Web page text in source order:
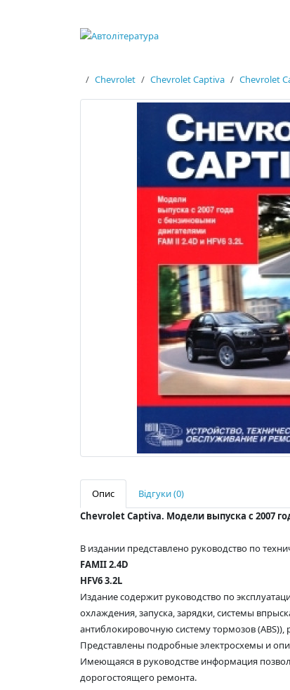
Chevrolet Chevrolet Captiva Chevrolet
Опис
Відгуки (0)
Chevrolet Captiva. Модели выпуска с 2007
В издании представлено руководство по
FAMII 2.4D
HFV6 3.2L
Издание содержит руководство по
охлаждения, запуска, зарядки, системы
антиблокировочную систему тормозов (ABS)),
Представлены подробные электросхемы и
Имеющаяся в руководстве информация
дорогостоящего ремонта.